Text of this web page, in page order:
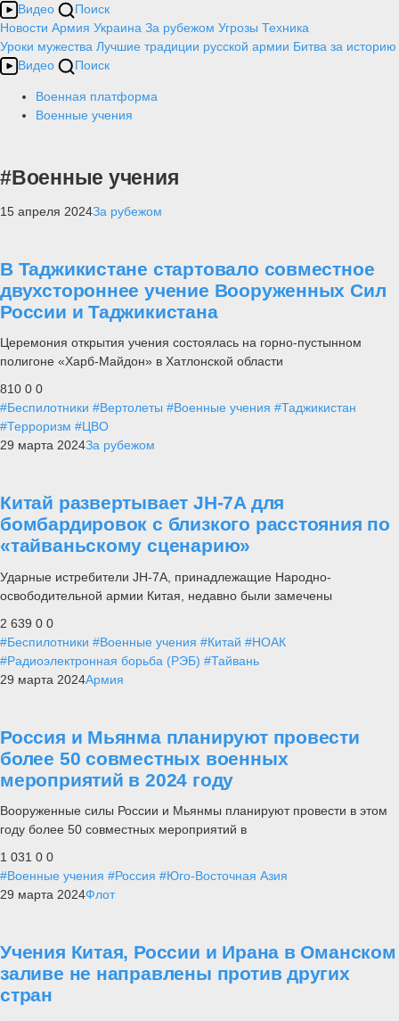
Видео
Поиск
Новости Армия Украина За рубежом Угрозы Техника
Уроки мужества Лучшие традиции русской армии Битва за историю
Видео
Поиск
Военная платформа
Военные учения
#Военные учения
15 апреля 2024За рубежом
В Таджикистане стартовало совместное
двухстороннее учение Вооруженных Сил
России и Таджикистана
Церемония открытия учения состоялась на горно-пустынном
полигоне «Харб-Майдон» в Хатлонской области
810 0 0
#Беспилотники #Вертолеты #Военные учения #Таджикистан
#Терроризм #ЦВО
29 марта 2024За рубежом
Китай развертывает JH-7A для
бомбардировок с близкого расстояния по
«тайваньскому сценарию»
Ударные истребители JH-7A, принадлежащие Народно-
освободительной армии Китая, недавно были замечены
2 639 0 0
#Беспилотники #Военные учения #Китай #НОАК
#Радиоэлектронная борьба (РЭБ) #Тайвань
29 марта 2024Армия
Россия и Мьянма планируют провести
более 50 совместных военных
мероприятий в 2024 году
Вооруженные силы России и Мьянмы планируют провести в этом
году более 50 совместных мероприятий в
1 031 0 0
#Военные учения #Россия #Юго-Восточная Азия
29 марта 2024Флот
Учения Китая, России и Ирана в Оманском
заливе не направлены против других
стран